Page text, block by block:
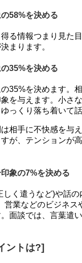
58%を決める
る情報つまり見た
まります。
35%を決める
35%を決めます。
を与えます。小さ
っくり落ち着いて
相手に不快感を与
が、テンションが
象の7%を決める
く遣うなど)や話
営業などのビジネ
面談では、言葉遣
ントは?]